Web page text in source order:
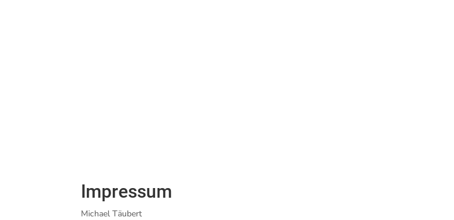
Impressum
Michael Täubert